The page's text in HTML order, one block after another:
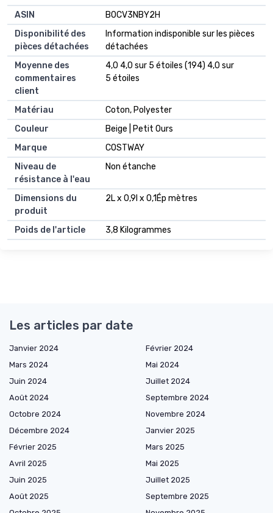
ASIN
‎B0CV3NBY2H
Disponibilité des
pièces détachées
‎Information indisponible sur les pièces
détachées
Moyenne des
commentaires
client
4,0 4,0 sur 5 étoiles (194) 4,0 sur
5 étoiles
Matériau
Coton, Polyester
Couleur
Beige | Petit Ours
Marque
COSTWAY
Niveau de
résistance à l'eau
Non étanche
Dimensions du
produit
2L x 0,9l x 0,1Ép mètres
Poids de l'article 3,8 Kilogrammes
Les articles par date
Janvier 2024
Février 2024
Mars 2024
Mai 2024
Juin 2024
Juillet 2024
Août 2024
Septembre 2024
Octobre 2024
Novembre 2024
Décembre 2024
Janvier 2025
Février 2025
Mars 2025
Avril 2025
Mai 2025
Juin 2025
Juillet 2025
Août 2025
Septembre 2025